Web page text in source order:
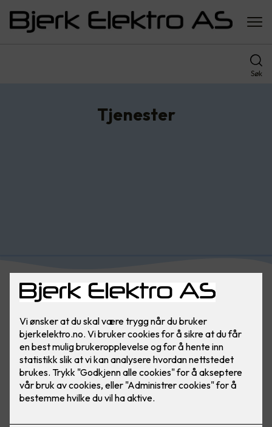
Søk
Tjenester
Vi utfører service og installasjonarbeider på alle
anleggstyper innen bolig og næring.